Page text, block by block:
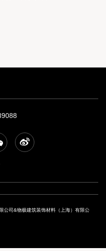
司&物极建筑装饰材料（上海）有限公